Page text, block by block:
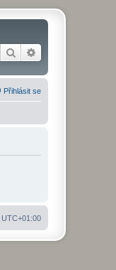
Hledat
Přihlásit se
UTC+01:00